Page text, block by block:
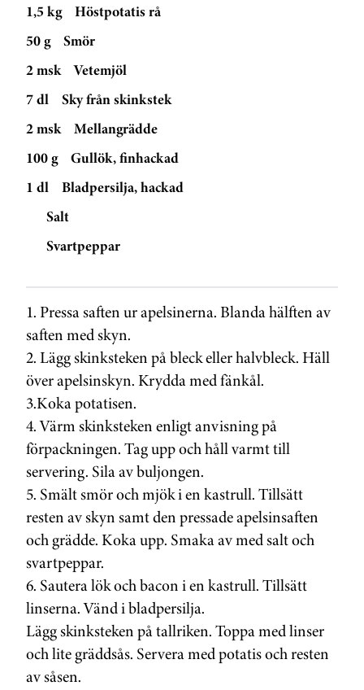
1,5 kg
Höstpotatis rå
50 g
Smör
2 msk
Vetemjöl
7 dl
Sky från skinkstek
2 msk
Mellangrädde
100 g
Gullök, finhackad
1 dl
Bladpersilja, hackad
Salt
Svartpeppar
1. Pressa saften ur apelsinerna. Blanda hälften av
saften med skyn.
2. Lägg skinksteken på bleck eller halvbleck. Häll
över apelsinskyn. Krydda med fänkål.
3.Koka potatisen.
4. Värm skinksteken enligt anvisning på
förpackningen. Tag upp och håll varmt till
servering. Sila av buljongen.
5. Smält smör och mjök i en kastrull. Tillsätt
resten av skyn samt den pressade apelsinsaften
och grädde. Koka upp. Smaka av med salt och
svartpeppar.
6. Sautera lök och bacon i en kastrull. Tillsätt
linserna. Vänd i bladpersilja.
Lägg skinksteken på tallriken. Toppa med linser
och lite gräddsås. Servera med potatis och resten
av såsen.